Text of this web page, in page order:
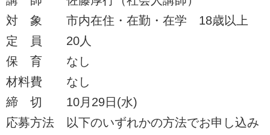
対 象 市内在住・在勤・在学 18歳以上
定 員 20人
保 育 なし
材料費 なし
締 切 10月29日(水)
応募方法 以下のいずれかの方法でお申し込み